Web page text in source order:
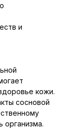
и
кожи.
сосновой
организма.